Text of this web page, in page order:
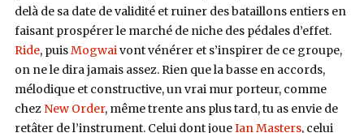
delà de sa date de validité et ruiner des bataillons entiers en
faisant prospérer le marché de niche des pédales d’effet.
Ride, puisMogwaivont vénérer et s’inspirer de ce groupe,
on ne le dira jamais assez. Rien que la basse en accords,
mélodique et constructive, un vrai mur porteur, comme
chez New Order, même trente ans plus tard, tu as envie de
retâter de l’instrument. Celui dont joueIan Masters, celui